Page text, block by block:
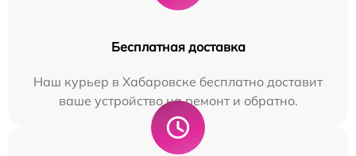
Бесплатная доставка
Наш курьер в Хабаровске бесплатно доставит
ваше устройство на ремонт и обратно.